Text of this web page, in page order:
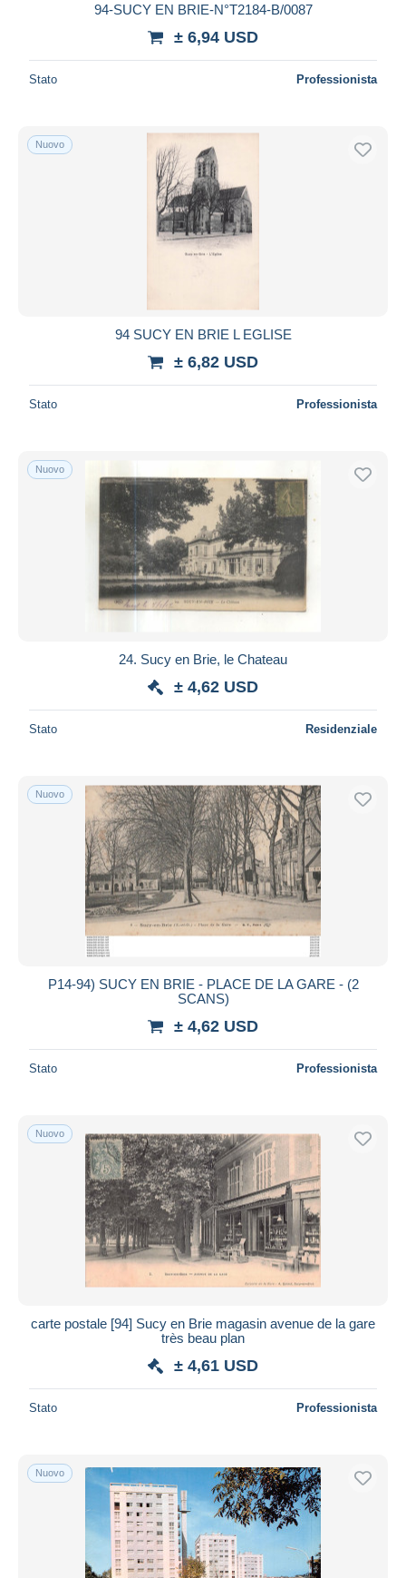
94-SUCY EN BRIE-N°T2184-B/0087
± 6,94 USD
Stato Professionista
Nuovo
94 SUCY EN BRIE L EGLISE
± 6,82 USD
Stato Professionista
Nuovo
24. Sucy en Brie, le Chateau
± 4,62 USD
Stato Residenziale
Nuovo
P14-94) SUCY EN BRIE - PLACE DE LA GARE - (2
SCANS)
± 4,62 USD
Stato Professionista
Nuovo
carte postale [94] Sucy en Brie magasin avenue de la gare
très beau plan
± 4,61 USD
Stato Professionista
Nuovo